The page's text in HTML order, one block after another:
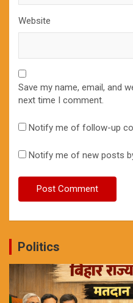
Website
Save my name, email, and
next time I comment.
Notify me of follow-up
Notify me of new posts
Politics